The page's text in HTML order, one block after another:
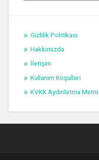
Gizlilik Politikası
Hakkımızda
İletişim
Kullanım Koşulları
KVKK Aydınlatma Metni